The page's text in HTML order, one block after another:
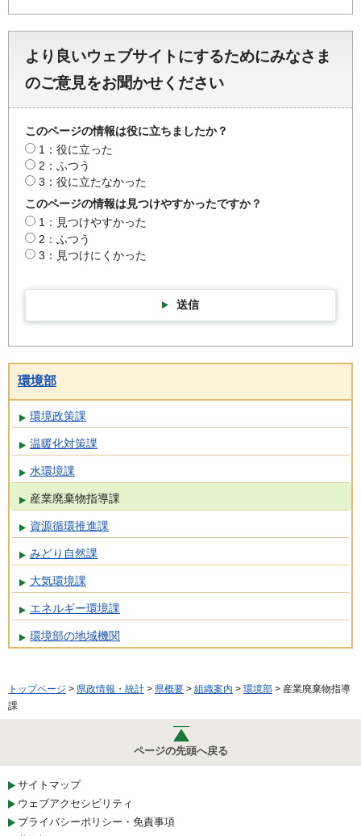
より良いウェブサイトにするためにみなさま
のご意見をお聞かせください
このページの情報は役に立ちましたか？
1：役に立った
2：ふつう
3：役に立たなかった
このページの情報は見つけやすかったですか？
1：見つけやすかった
2：ふつう
3：見つけにくかった
送信
環境部
環境政策課
温暖化対策課
水環境課
産業廃棄物指導課
資源循環推進課
みどり自然課
大気環境課
エネルギー環境課
環境部の地域機関
トップページ > 県政情報・統計 > 県概要 > 組織案内 > 環境部 > 産業廃棄物指導
課
ページの先頭へ戻る
サイトマップ
ウェブアクセシビリティ
プライバシーポリシー・免責事項